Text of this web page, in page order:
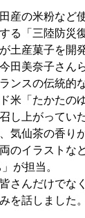
産の米粉など
る「三陸防災
土産菓子を開
田美奈子さん
ンスの伝統的
米「たかたの
し上がってい
気仙茶の香り
のイラストな
が担当。
さんだけでな
を話しました。